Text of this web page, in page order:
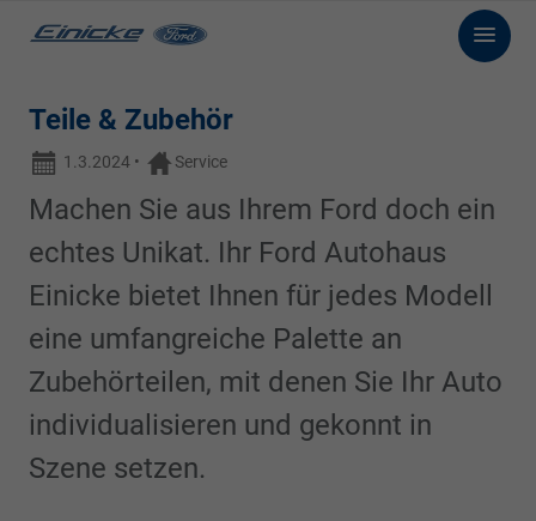
Teile & Zubehör
1.3.2024 • Service
Machen Sie aus Ihrem Ford doch ein
echtes Unikat. Ihr Ford Autohaus
Einicke bietet Ihnen für jedes Modell
eine umfangreiche Palette an
Zubehörteilen, mit denen Sie Ihr Auto
individualisieren und gekonnt in
Szene setzen.